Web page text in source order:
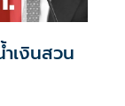
เงินสวน